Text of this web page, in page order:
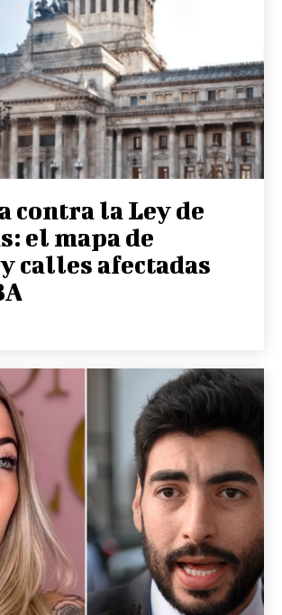
contra la Ley de
el mapa de
calles afectadas